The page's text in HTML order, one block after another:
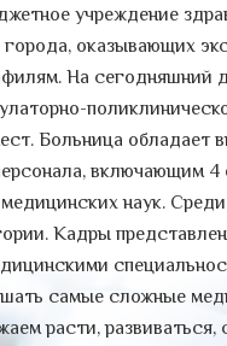
учреждение
города, оказывающих
На
Больница
включающим 4
наук.
Кадры
самые сложные
расти,